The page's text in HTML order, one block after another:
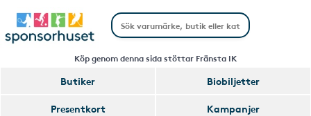
Köp genom denna sida stöttar Fränsta IK
Butiker
Biobiljetter
Presentkort
Kampanjer